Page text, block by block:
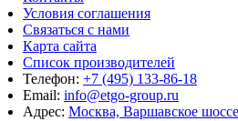
Условия соглашения
Связаться с нами
Карта сайта
Список производителей
Телефон: +7 (495) 133-86-18
Email: info@etgo-group.ru
Адрес: Москва, Варшавское шоссе